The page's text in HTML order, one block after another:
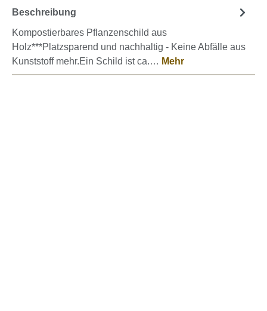
Beschreibung
Kompostierbares Pflanzenschild aus
Holz***Platzsparend und nachhaltig - Keine Abfälle aus
Kunststoff mehr.Ein Schild ist ca.… Mehr